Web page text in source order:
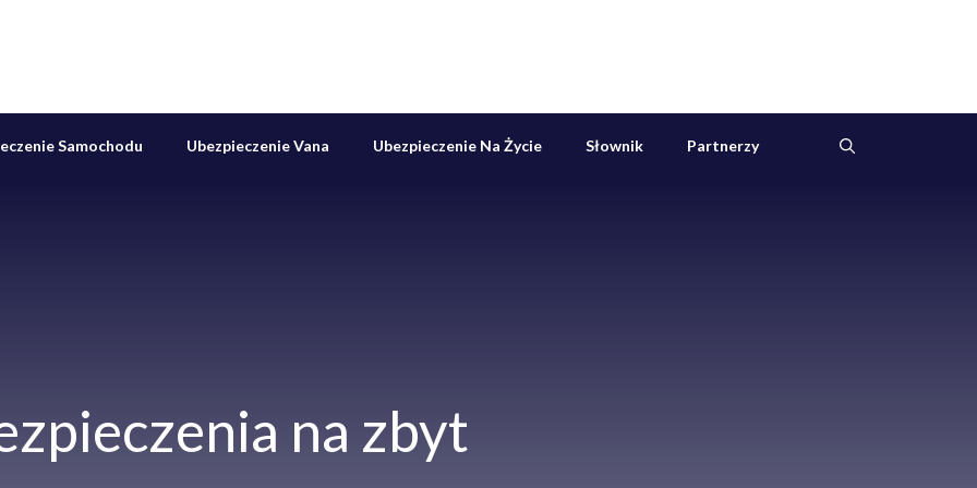
Samochodu Ubezpieczenie Vana Ubezpieczenie Na Życie Słownik Partnerzy
na zbyt